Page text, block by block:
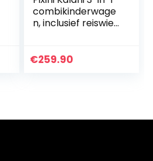
combikinderwage
n, inclusief reiswieg
bekerhouder,
€259.90